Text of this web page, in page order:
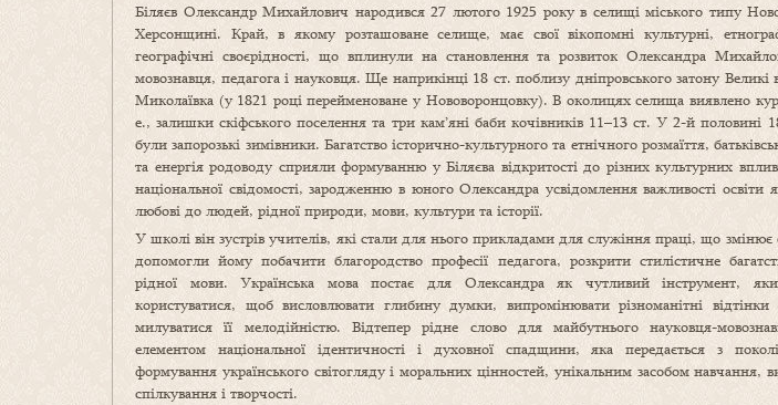
Біляєв Олександр Михайлович народився 27 лютого 1925 року в селищі міського типу
Херсонщині. Край, в якому розташоване селище, має свої вікопомні культурні,
географічні своєрідності, що вплинули на становлення та розвиток Олександра
мовознавця, педагога і науковця. Ще наприкінці 18 ст. поблизу дніпровського затону Великі
Миколаївка (у 1821 році перейменоване у Нововоронцовку). В околицях селища виявлено
е., залишки скіфського поселення та три кам’яні баби кочівників 11–13 ст. У 2-й половині
були запорозькі зимівники. Багатство історично-культурного та етнічного розмаїття,
та енергія родоводу сприяли формуванню у Біляєва відкритості до різних культурних
національної свідомості, зародженню в юного Олександра усвідомлення важливості освіти
любові до людей, рідної природи, мови, культури та історії.
У школі він зустрів учителів, які стали для нього прикладами для служіння праці, що
допомогли йому побачити благородство професії педагога, розкрити стилістичне
рідної мови. Українська мова постає для Олександра як чутливий інструмент,
користуватися, щоб висловлювати глибину думки, випромінювати різноманітні відтінки
милуватися її мелодійністю. Відтепер рідне слово для майбутнього науковця-
елементом національної ідентичності і духовної спадщини, яка передається з
формування українського світогляду і моральних цінностей, унікальним засобом навчання,
спілкування і творчості.